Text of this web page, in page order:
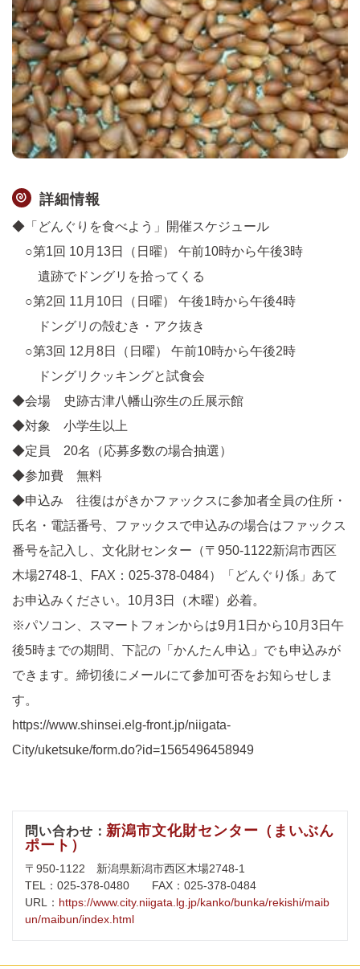
詳細情報
◆「どんぐりを食べよう」開催スケジュール
○第1回 10月13日（日曜） 午前10時から午後3時
遺跡でドングリを拾ってくる
○第2回 11月10日（日曜） 午後1時から午後4時
ドングリの殻むき・アク抜き
○第3回 12月8日（日曜） 午前10時から午後2時
ドングリクッキングと試食会
◆会場 史跡古津八幡山弥生の丘展示館
◆対象 小学生以上
◆定員 20名（応募多数の場合抽選）
◆参加費 無料
◆申込み 往復はがきかファックスに参加者全員の住所・
氏名・電話番号、ファックスで申込みの場合はファックス
番号を記入し、文化財センター（〒950-1122新潟市西区
木場2748-1、FAX：025-378-0484）「どんぐり係」あて
お申込みください。10月3日（木曜）必着。
※パソコン、スマートフォンからは9月1日から10月3日午
後5時までの期間、下記の「かんたん申込」でも申込みが
できます。締切後にメールにて参加可否をお知らせしま
す。
https://www.shinsei.elg-front.jp/niigata-
City/uketsuke/form.do?id=1565496458949
問い合わせ： 新潟市文化財センター（まいぶん
ポート）
〒950-1122 新潟県新潟市西区木場2748-1
TEL：025-378-0480 FAX：025-378-0484
URL： https://www.city.niigata.lg.jp/kanko/bunka/rekishi/maib
un/maibun/index.html